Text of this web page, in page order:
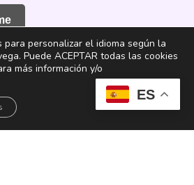
ES
para personalizar el idioma según la
Puede ACEPTAR todas las cookies
más información y/o